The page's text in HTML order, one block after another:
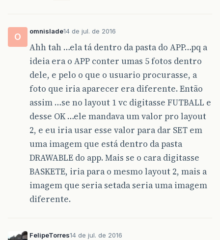
O
omnislade14 de jul. de 2016
Ahh tah …ela tá dentro da pasta do APP…pq a
ideia era o APP conter umas 5 fotos dentro
dele, e pelo o que o usuario procurasse, a
foto que iria aparecer era diferente. Então
assim …se no layout 1 vc digitasse FUTBALL e
desse OK …ele mandava um valor pro layout
2, e eu iria usar esse valor para dar SET em
uma imagem que está dentro da pasta
DRAWABLE do app. Mais se o cara digitasse
BASKETE, iria para o mesmo layout 2, mais a
imagem que seria setada seria uma imagem
diferente.
FelipeTorres14 de jul. de 2016